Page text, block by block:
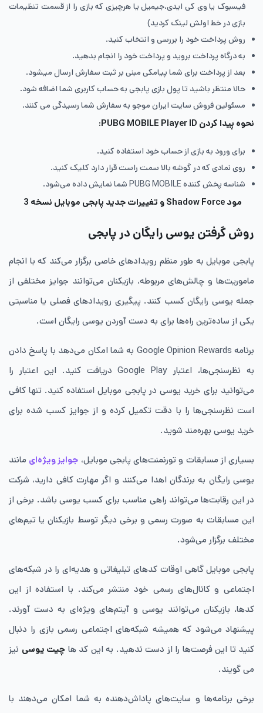
فیسبوک یا وی کی ایدی،جیمیل یا هرچیزی که بازی را از قسمت تنظیمات
بازی در خط اولش لینک کردید)
روش پرداخت خود را بررسی و انتخاب کنید.
به درگاه پرداخت بروید و پرداخت خود را انجام بدهید.
بعد از پرداخت برای شما پیامکی مبنی بر ثبت سفارش ارسال میشود.
حالا منتظر باشید تا پول بازی پابجی به حساب کاربری شما اضافه شود.
مسئولین فروش سایت ایران موجو به سفارش شما رسیدگی می کنند.
نحوه پیدا کردن PUBG MOBILE Player ID:
برای ورود به بازی از حساب خود استفاده کنید.
روی نمادی که در گوشه بالا سمت راست قرار دارد کلیک کنید.
شناسه پخش کننده PUBG MOBILE شما نمایش داده می‌شود.
مودShadow Force و تغییرات جدید پابجی موبایل نسخه 3
روش گرفتن یوسی رایگان در پابجی
پابجی موبایل به طور منظم رویدادهای خاصی برگزار می‌کند که با انجام
ماموریت‌ها و چالش‌های مربوطه، بازیکنان می‌توانند جوایز مختلفی از
جمله یوسی رایگان کسب کنند. پیگیری رویدادهای فصلی یا مناسبتی
یکی از ساده‌ترین راه‌ها برای به دست آوردن یوسی رایگان است.
برنامه Google Opinion Rewards به شما امکان می‌دهد با پاسخ دادن
به نظرسنجی‌ها، اعتبار Google Play دریافت کنید. این اعتبار را
می‌توانید برای خرید یوسی در پابجی موبایل استفاده کنید. تنها کافی
است نظرسنجی‌ها را با دقت تکمیل کرده و از جوایز کسب شده برای
خرید یوسی بهره‌مند شوید.
بسیاری از مسابقات و تورنمنت‌های پابجی موبایل، جوایز ویژه‌ای مانند
یوسی رایگان به برندگان اهدا می‌کنند و اگر مهارت کافی دارید، شرکت
در این رقابت‌ها می‌تواند راهی مناسب برای کسب یوسی باشد. برخی از
این مسابقات به صورت رسمی و برخی دیگر توسط بازیکنان یا تیم‌های
مختلف برگزار می‌شود.
پابجی موبایل گاهی اوقات کدهای تبلیغاتی و هدیه‌ای را در شبکه‌های
اجتماعی و کانال‌های رسمی خود منتشر می‌کند. با استفاده از این
کدها، بازیکنان می‌توانند یوسی و آیتم‌های ویژه‌ای به دست آورند.
پیشنهاد می‌شود که همیشه شبکه‌های اجتماعی رسمی بازی را دنبال
کنید تا این فرصت‌ها را از دست ندهید. به این کد ها چیت یوسی نیز
می گویند.
برخی برنامه‌ها و سایت‌های پاداش‌دهنده به شما امکان می‌دهند با